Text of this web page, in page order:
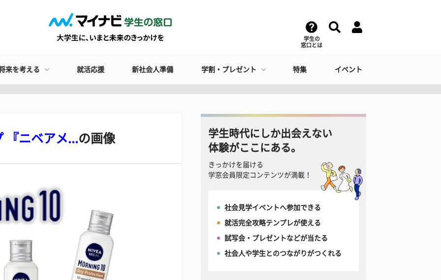
学生の
窓口とは
来を考える 就活応援 新社会人準備 学割・プレゼント 特集 イベント
『ニベアメ...の画像
学生時代にしか出会えない
体験がここにある。
きっかけを届ける
学窓会員限定コンテンツが満載！
社会見学イベントへ参加できる
就活完全攻略テンプレが使える
試写会・プレゼントなどが当たる
社会人や学生とのつながりがつくれる